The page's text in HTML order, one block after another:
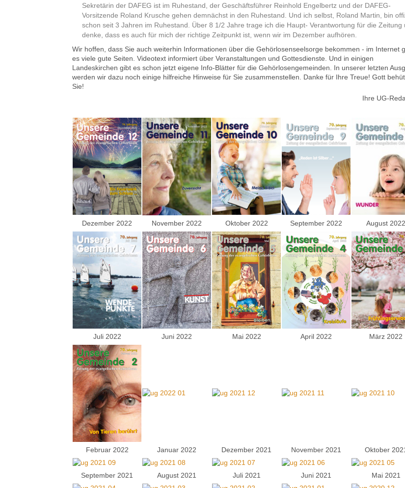
Sekretärin der DAFEG ist im Ruhestand, der Geschäftsführer Reinhold Engelbertz und der DAFEG-
Vorsitzende Roland Krusche gehen demnächst in den Ruhestand. Und ich selbst, Roland Martin, bin
schon seit 3 Jahren im Ruhestand. Über 8 1/2 Jahre trage ich die Haupt- Verantwortung für die Zeitung
denke, dass es auch für mich der richtige Zeitpunkt ist, wenn wir im Dezember aufhören.
Wir hoffen, dass Sie auch weiterhin Informationen über die Gehörlosenseelsorge bekommen - im Internet
es viele gute Seiten. Videotext informiert über Veranstaltungen und Gottesdienste. Und in einigen
Landeskirchen gibt es schon jetzt eigene Info-Blätter für die Gehörlosengemeinden. In unserer letzten
werden wir dazu noch einige hilfreiche Hinweise für Sie zusammenstellen. Danke für Ihre Treue! Gott
Sie!
Ihre UG-
Dezember 2022 November 2022 Oktober 2022 September 2022 August 2022
Juli 2022 Juni 2022 Mai 2022 April 2022 März 2022
Februar 2022 Januar 2022 Dezember 2021 November 2021 Oktober
September 2021 August 2021 Juli 2021 Juni 2021 Mai 2021